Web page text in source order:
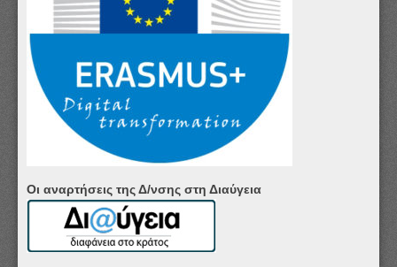
Οι αναρτήσεις της Δ/νσης στη Διαύγεια